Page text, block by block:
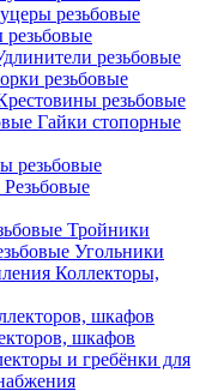
резьбовые
резьбовые
резьбовые
резьбовые
Гайки стопорные
резьбовые
Резьбовые
Тройники
Угольники
Коллекторы,
шкафов